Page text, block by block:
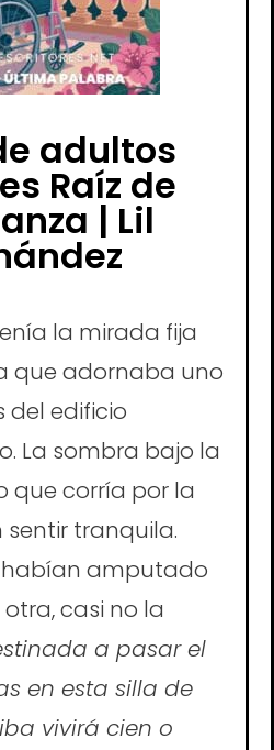
adultos
Raíz de
| Lil
la mirada fija
que adornaba uno
del edificio
La sombra bajo la
que corría por la
tranquila.
habían amputado
casi no la
a pasar el
en esta silla de
vivirá cien o